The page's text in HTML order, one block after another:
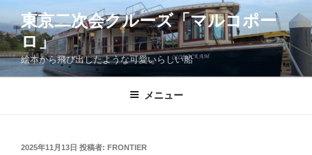
ン
テ
ン
ツ
東京二次会クルーズ「マルコポー
ロ」
絵本から飛び出したような可愛いらしい船
メニュー
投
2025年11月13日 投稿者: FRONTIER